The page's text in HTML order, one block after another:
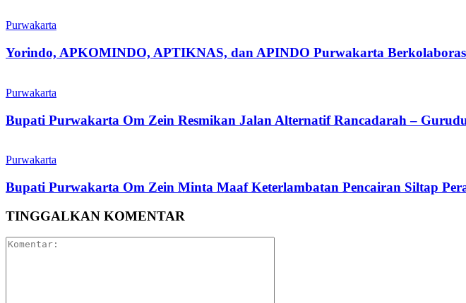
Purwakarta
Yorindo, APKOMINDO, APTIKNAS, dan APINDO Purwakarta
Purwakarta
Bupati Purwakarta Om Zein Resmikan Jalan Alternatif Rancadarah –
Purwakarta
Bupati Purwakarta Om Zein Minta Maaf Keterlambatan Pencairan Siltap
TINGGALKAN KOMENTAR